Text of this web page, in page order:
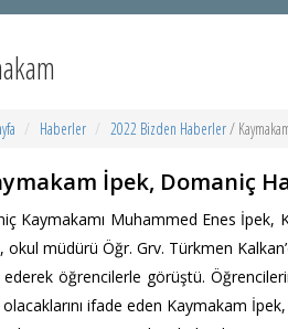
Haberler 2022 Bizden Haberler/
İpek, Domaniç
Kaymakamı Muhammed Enes İpek,
okul müdürü Öğr. Grv. Türkmen
öğrencilerle görüştü.
ifade eden Kaymakam